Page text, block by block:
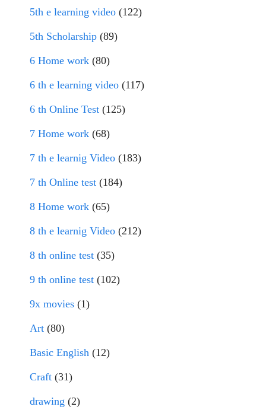
5th e learning video (122)
5th Scholarship (89)
6 Home work (80)
6 th e learning video (117)
6 th Online Test (125)
7 Home work (68)
7 th e learnig Video (183)
7 th Online test (184)
8 Home work (65)
8 th e learnig Video (212)
8 th online test (35)
9 th online test (102)
9x movies (1)
Art (80)
Basic English (12)
Craft (31)
drawing (2)